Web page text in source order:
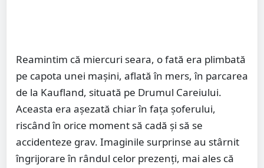
Reamintim că miercuri seara, o fată era plimbată
pe capota unei mașini, aflată în mers, în parcarea
de la Kaufland, situată pe Drumul Careiului.
Aceasta era așezată chiar în fața șoferului,
riscând în orice moment să cadă și să se
accidenteze grav. Imaginile surprinse au stârnit
îngrijorare în rândul celor prezenți, mai ales că